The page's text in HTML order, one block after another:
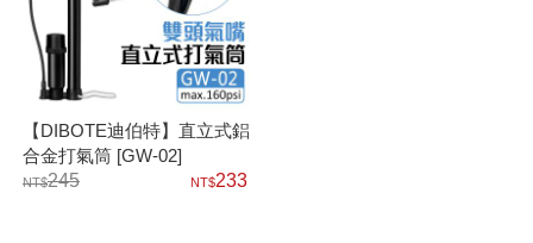
【DIBOTE迪伯特】直立式鋁
合金打氣筒 [GW-02]
245
233